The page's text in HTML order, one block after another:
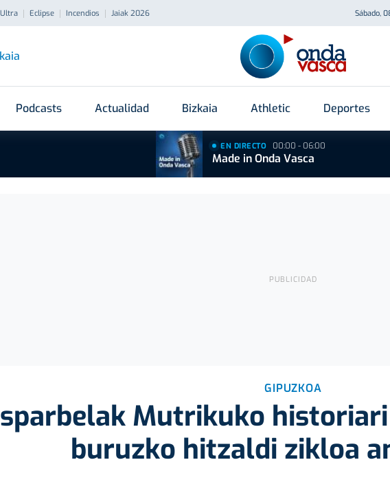
Eclipse Incendios Jaiak 2026 Sábado,
Podcasts Actualidad Bizkaia Athletic Deportes
EN DIRECTO 00:00 - 06:00
Made in Onda Vasca
GIPUZKOA
Mutrikuko
buruzko hitzaldi zikloa